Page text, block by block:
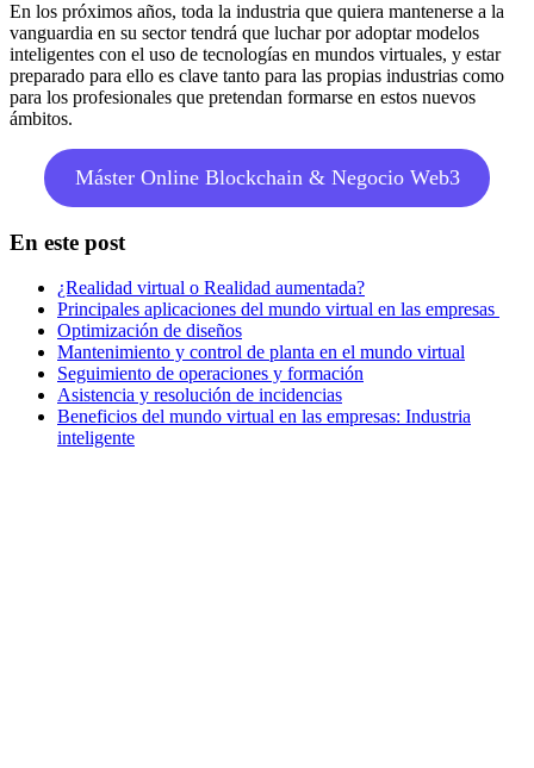
En los próximos años, toda la industria que quiera mantenerse a la
vanguardia en su sector tendrá que luchar por adoptar modelos
inteligentes con el uso de tecnologías en mundos virtuales, y estar
preparado para ello es clave tanto para las propias industrias como
para los profesionales que pretendan formarse en estos nuevos
ámbitos.
Máster Online Blockchain & Negocio Web3
En este post
¿Realidad virtual o Realidad aumentada?
Principales aplicaciones del mundo virtual en las empresas
Optimización de diseños
Mantenimiento y control de planta en el mundo virtual
Seguimiento de operaciones y formación
Asistencia y resolución de incidencias
Beneficios del mundo virtual en las empresas: Industria
inteligente